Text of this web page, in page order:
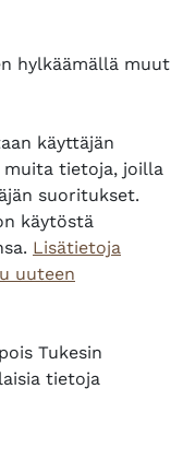
hylkäämällä muut
käyttäjän
muita tietoja, joilla
suoritukset.
käytöstä
Lisätietoja
uuteen
Tukesin
tietoja